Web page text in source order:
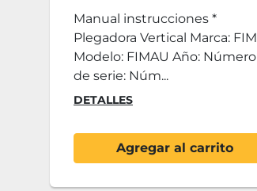
Manual instrucciones *
Plegadora Vertical Marca: FIM
Modelo: FIMAU Año: Número
de serie: Núm...
DETALLES
Agregar al carrito